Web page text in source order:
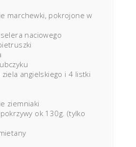
marchewki, pokrojone w
selera naciowego
angielskiego i 4 listki
ziemniaki
ok 130g. (tylko